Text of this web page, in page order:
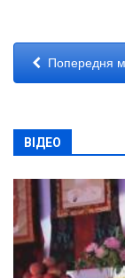
Попередня
ВІДЕО